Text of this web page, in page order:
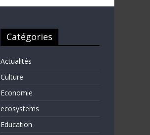
Catégories
Actualités
Culture
Economie
ecosystems
Education